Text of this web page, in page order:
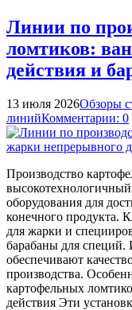
Линии по
ломтиков:
действия и
13 июля 2026Обзоры
линийКомментарии: 0
Производство
оборудования для
конечного продукта.
для жарки и
барабаны для специй.
обеспечивают
производства.
картофельных
действия Эти